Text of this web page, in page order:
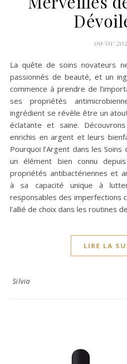
09/01/
La quête de soins novateurs ne cesse jamais pour les
passionnés de beauté, et un
commence à prendre de
ses propriétés
ingrédient se révèle être un
éclatante et saine.
enrichis en argent et leurs
Pourquoi l’Argent dans les
un élément bien connu
propriétés antibactériennes et
à sa capacité unique à
responsables des imperfections
l’allié de choix dans les routines
LIRE LA
Silvia